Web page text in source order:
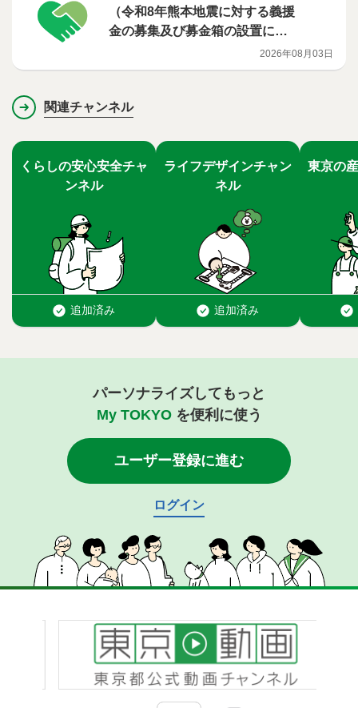
（令和8年熊本地震に対する義援
金の募集及び募金箱の設置につ
2026年08月03日
関連チャンネル
パーソナライズしてもっと
My TOKYOを便利に使う
ユーザー登録に進む
ログイン